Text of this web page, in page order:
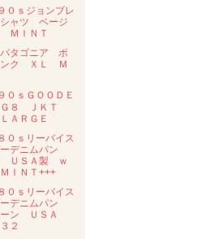
０ｓジョンブレ
ャツ ベージ
ＭＩＮＴ
パタゴニア ポ
ンク ＸＬ Ｍ
０ｓＧＯＯＤＥ
Ｇ８ ＪＫＴ
ＡＲＧＥ
０ｓリーバイス
デニムパン
ＵＳＡ製 ｗ
ＩＮＴ+++
０ｓリーバイス
デニムパン
ン ＵＳＡ
２